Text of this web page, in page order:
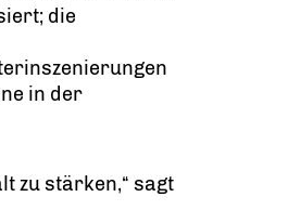
die
in der
zu stärken,“ sagt